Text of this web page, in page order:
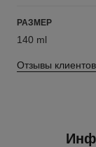
РАЗМЕР
140 ml
Отзывы клиентов